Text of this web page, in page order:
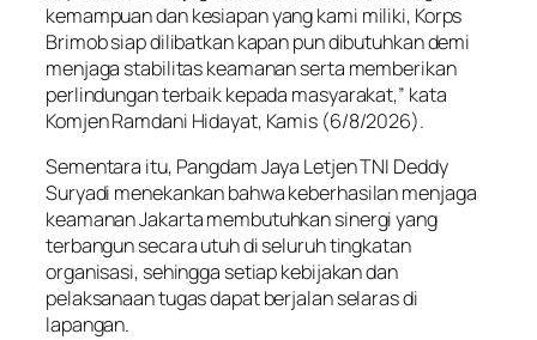
kemampuan dan kesiapan yang kami miliki, Korps
Brimob siap dilibatkan kapan pun dibutuhkan demi
menjaga stabilitas keamanan serta memberikan
perlindungan terbaik kepada masyarakat,” kata
Komjen Ramdani Hidayat, Kamis (6/8/2026).
Sementara itu, Pangdam Jaya Letjen TNI Deddy
Suryadi menekankan bahwa keberhasilan menjaga
keamanan Jakarta membutuhkan sinergi yang
terbangun secara utuh di seluruh tingkatan
organisasi, sehingga setiap kebijakan dan
pelaksanaan tugas dapat berjalan selaras di
lapangan.